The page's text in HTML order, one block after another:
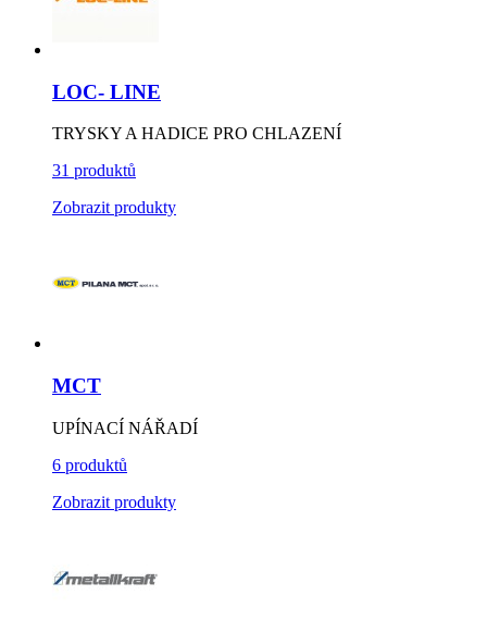
LOC- LINE
TRYSKY A HADICE PRO CHLAZENÍ
31 produktů
Zobrazit produkty
MCT
UPÍNACÍ NÁŘADÍ
6 produktů
Zobrazit produkty